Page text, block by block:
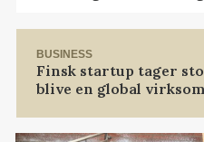
BUSINESS
Finsk startup tager
blive en global